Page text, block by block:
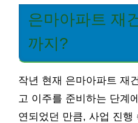
은마아파트 재
까지?
작년 현재 은마아파트 재
고 이주를 준비하는 단계
연되었던 만큼, 사업 진행